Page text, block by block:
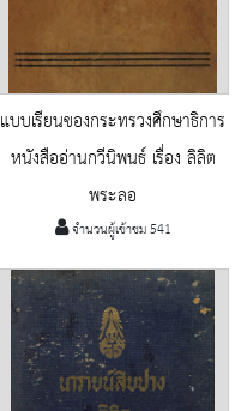
แบบเรียนของกระทรวงศึกษาธิการ
หนังสืออ่านกวีนิพนธ์ เรื่อง ลิลิต
พระลอ
จำนวนผู้เข้าชม 541